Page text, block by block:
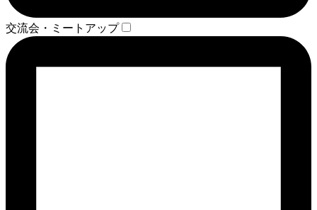
交流会・ミートアップ